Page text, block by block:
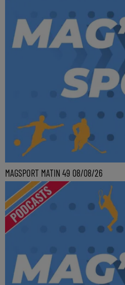
MAGSPORT MATIN 49 08/08/26